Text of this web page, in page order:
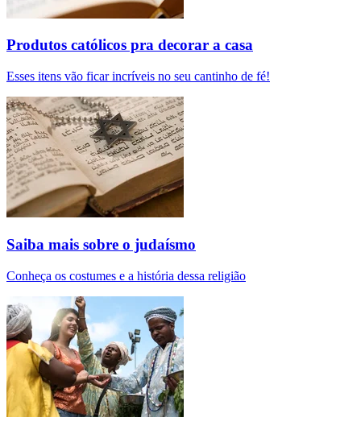
Produtos católicos pra decorar a casa
Esses itens vão ficar incríveis no seu cantinho de fé!
Saiba mais sobre o judaísmo
Conheça os costumes e a história dessa religião